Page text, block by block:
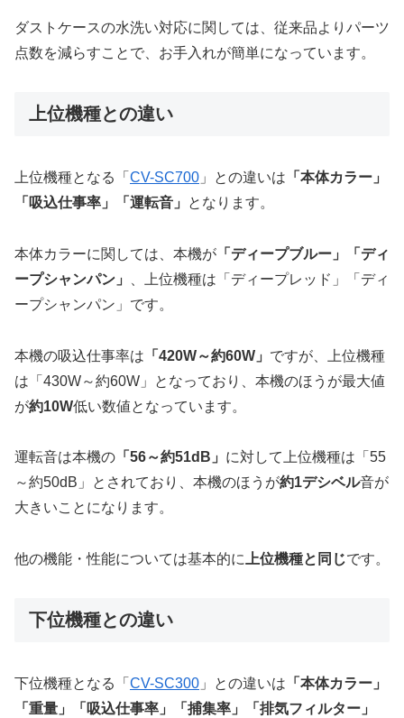
ダストケースの水洗い対応に関しては、従来品よりパーツ
点数を減らすことで、お手入れが簡単になっています。
上位機種との違い
上位機種となる「 CV-SC700 」との違いは 「本体カラー」
「吸込仕事率」「運転音」
となります。
本体カラーに関しては、本機が 「ディープブルー」「ディ
ープシャンパン」
、上位機種は「ディープレッド」「ディ
ープシャンパン」です。
本機の吸込仕事率は 「420W～約60W」 ですが、上位機種
は「430W～約60W」となっており、本機のほうが最大値
が約10W低い数値となっています。
運転音は本機の 「56～約51dB」 に対して上位機種は「55
～約50dB」とされており、本機のほうが約1デシベル音が
大きいことになります。
他の機能・性能については基本的に 上位機種と同じです。
下位機種との違い
下位機種となる「 CV-SC300 」との違いは 「本体カラー」
「重量」「吸込仕事率」「捕集率」「排気フィルター」